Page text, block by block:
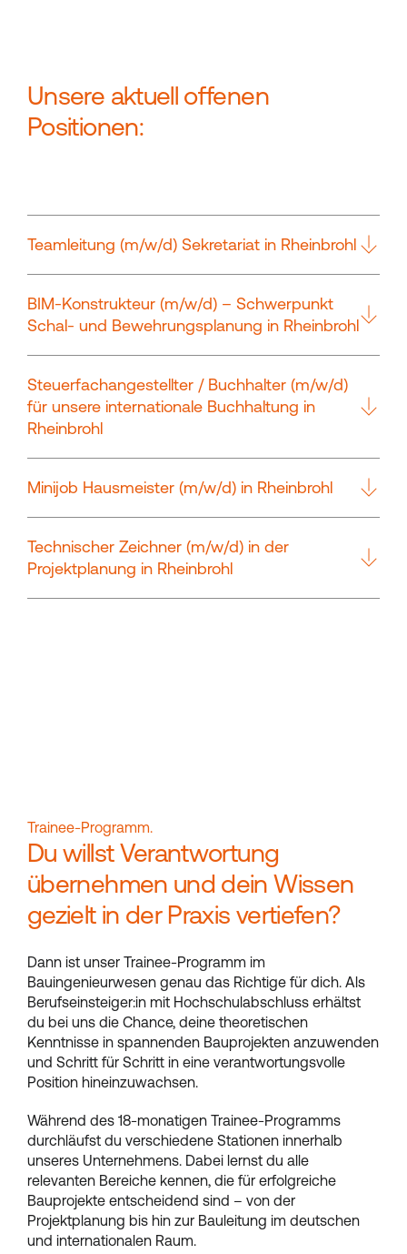
Unsere aktuell offenen
Positionen:
Teamleitung (m/w/d) Sekretariat in Rheinbrohl
BIM-Konstrukteur (m/w/d) – Schwerpunkt
Schal- und Bewehrungsplanung in Rheinbrohl
Steuerfachangestellter / Buchhalter (m/w/d)
für unsere internationale Buchhaltung in
Rheinbrohl
Minijob Hausmeister (m/w/d) in Rheinbrohl
Technischer Zeichner (m/w/d) in der
Projektplanung in Rheinbrohl
Trainee-Programm.
Du willst Verantwortung
übernehmen und dein Wissen
gezielt in der Praxis vertiefen?
Dann ist unser Trainee-Programm im
Bauingenieurwesen genau das Richtige für dich. Als
Berufseinsteiger:in mit Hochschulabschluss erhältst
du bei uns die Chance, deine theoretischen
Kenntnisse in spannenden Bauprojekten anzuwenden
und Schritt für Schritt in eine verantwortungsvolle
Position hineinzuwachsen.
Während des 18-monatigen Trainee-Programms
durchläufst du verschiedene Stationen innerhalb
unseres Unternehmens. Dabei lernst du alle
relevanten Bereiche kennen, die für erfolgreiche
Bauprojekte entscheidend sind – von der
Projektplanung bis hin zur Bauleitung im deutschen
und internationalen Raum.